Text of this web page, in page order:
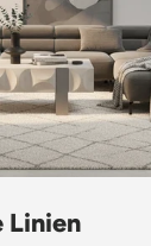
Linien